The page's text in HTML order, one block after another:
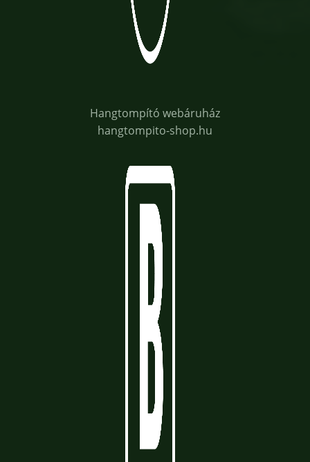
Hangtompító webáruház
hangtompito-shop.hu